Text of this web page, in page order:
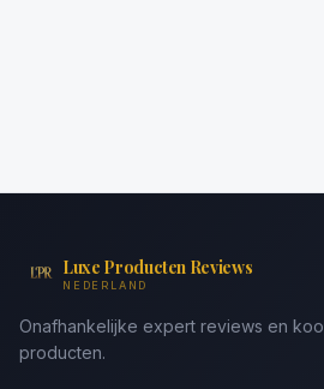
Luxe Producten Reviews
NEDERLAND
Onafhankelijke expert reviews en
producten.